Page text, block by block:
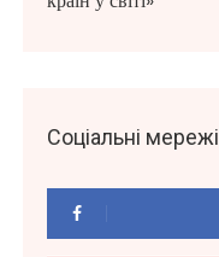
Соціальні мережі